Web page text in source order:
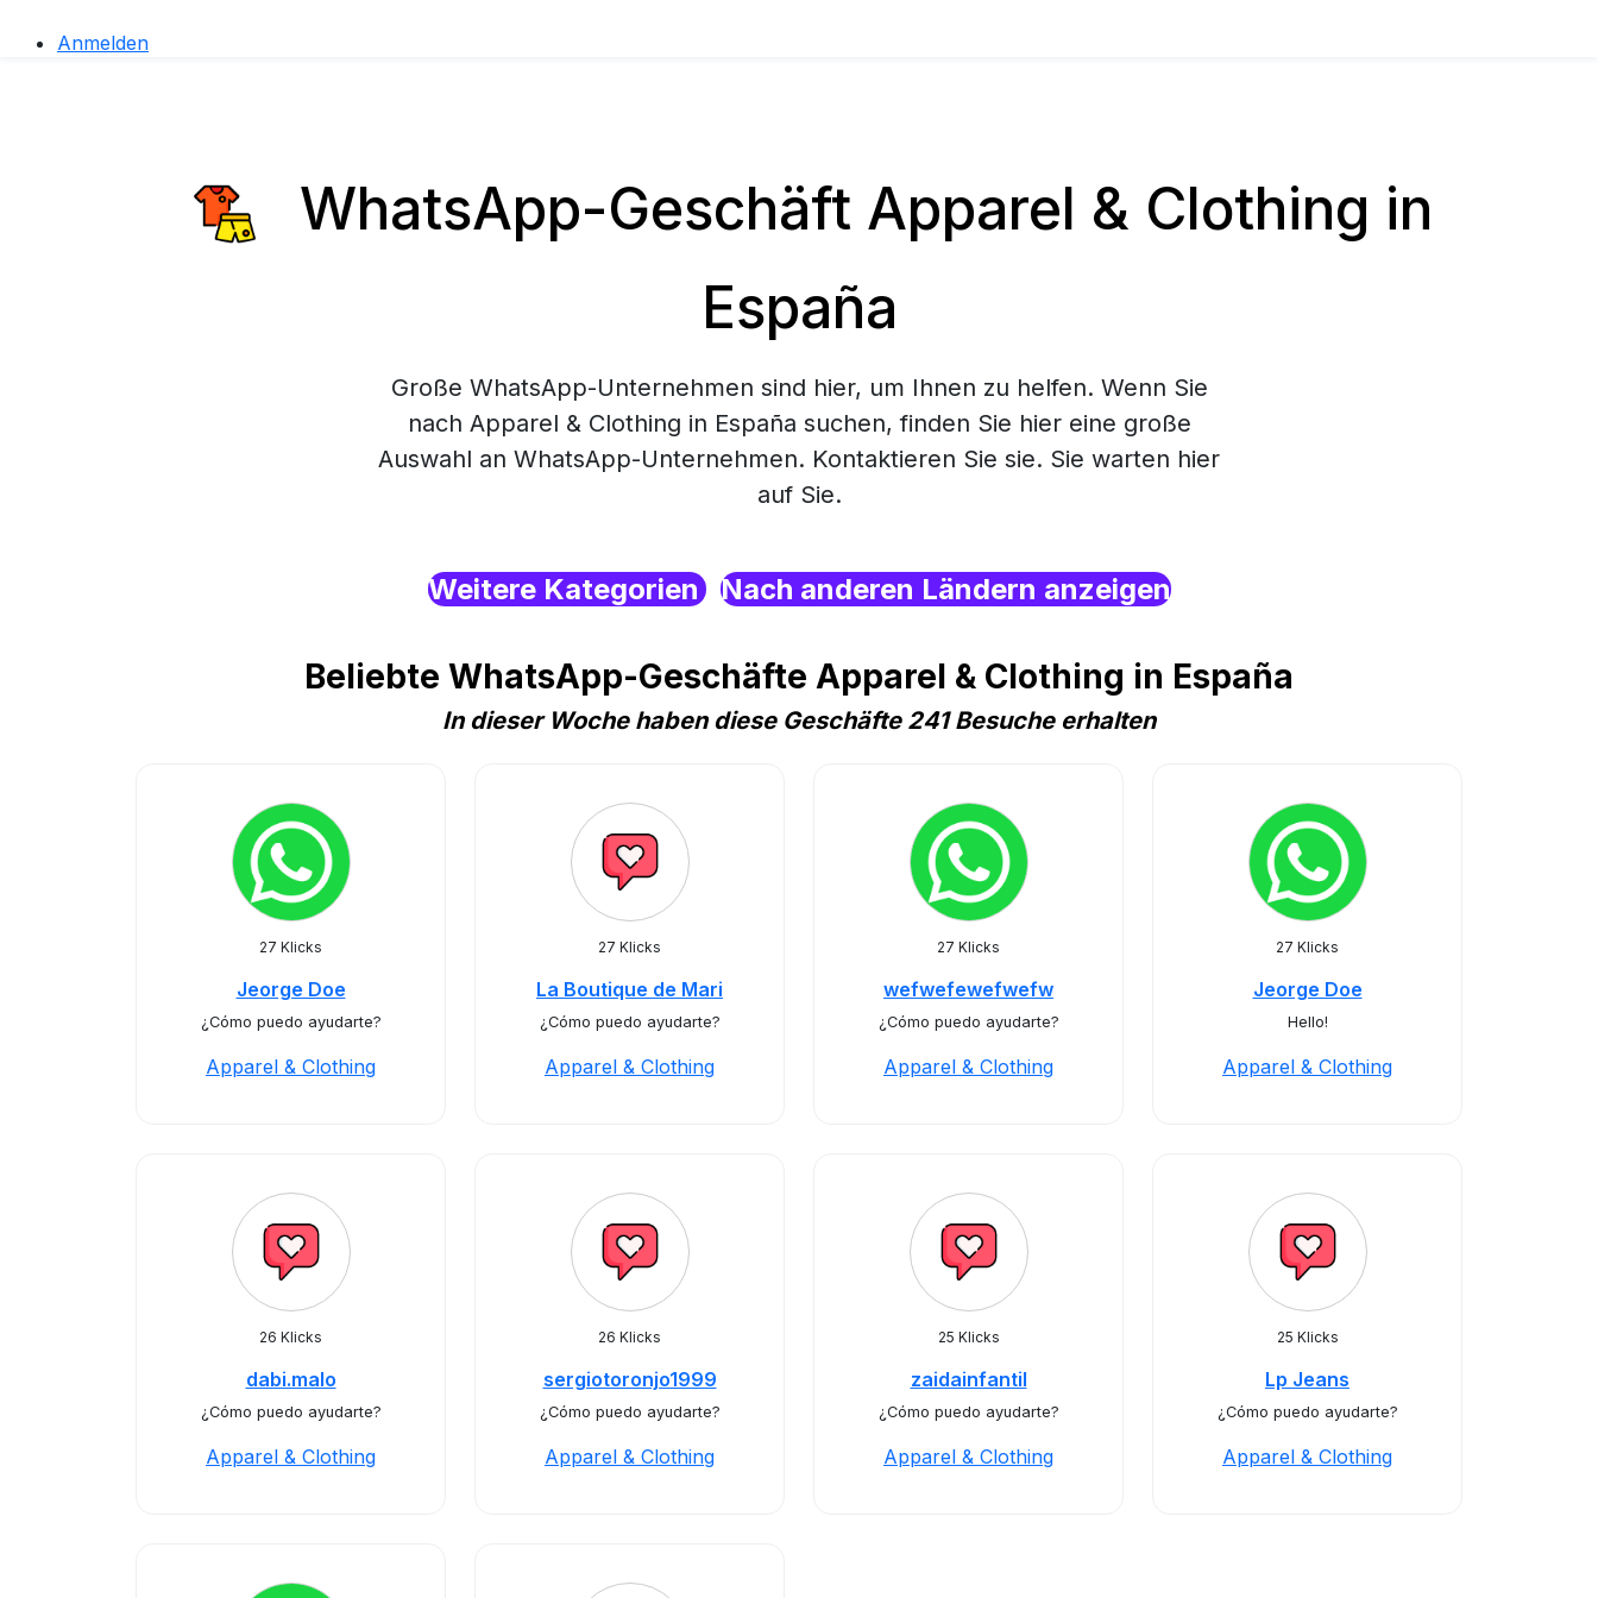
Anmelden
WhatsApp-Geschäft Apparel & Clothing in
España
Große WhatsApp-Unternehmen sind hier, um Ihnen zu helfen. Wenn Sie
nach Apparel & Clothing in España suchen, finden Sie hier eine große
Auswahl an WhatsApp-Unternehmen. Kontaktieren Sie sie. Sie warten hier
auf Sie.
Weitere Kategorien Nach anderen Ländern anzeigen
Beliebte WhatsApp-Geschäfte Apparel & Clothing in España
In dieser Woche haben diese Geschäfte 241 Besuche erhalten
27 Klicks
Jeorge Doe
¿Cómo puedo ayudarte?
Apparel & Clothing
27 Klicks
La Boutique de Mari
¿Cómo puedo ayudarte?
Apparel & Clothing
27 Klicks
wefwefewefwefw
¿Cómo puedo ayudarte?
Apparel & Clothing
27 Klicks
Jeorge Doe
Hello!
Apparel & Clothing
26 Klicks
dabi.malo
¿Cómo puedo ayudarte?
Apparel & Clothing
26 Klicks
sergiotoronjo1999
¿Cómo puedo ayudarte?
Apparel & Clothing
25 Klicks
zaidainfantil
¿Cómo puedo ayudarte?
Apparel & Clothing
25 Klicks
Lp Jeans
¿Cómo puedo ayudarte?
Apparel & Clothing